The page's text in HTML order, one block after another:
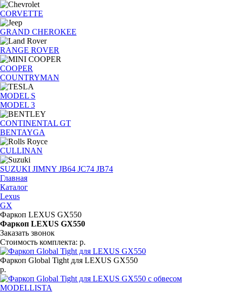
CORVETTE
GRAND CHEROKEE
RANGE ROVER
COOPER
COUNTRYMAN
MODEL S
MODEL 3
CONTINENTAL GT
BENTAYGA
CULLINAN
SUZUKI JIMNY JB64 JC74 JB74
Главная
Каталог
Lexus
GX
Фаркоп LEXUS GX550
Фаркоп LEXUS GX550
Заказать звонок
Стоимость комплекта: р.
Фаркоп Global Tight для LEXUS GX550
р.